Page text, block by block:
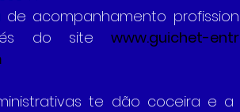
acompanhamento
do site www.guichet-
te dão coceira e a